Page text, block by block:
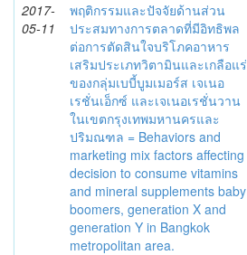
2017-
05-11
พฤติกรรมและปัจจัยด้านส่วน
ประสมทางการตลาดที่มีอิทธิพล
ต่อการตัดสินใจบริโภคอาหาร
เสริมประเภทวิตามินและเกลือแร่
ของกลุ่มเบบี้บูมเมอร์ส เจเนอ
เรชั่นเอ็กซ์ และเจเนอเรชั่นวาน
ในเขตกรุงเทพมหานครและ
ปริมณฑล = Behaviors and
marketing mix factors affecting
decision to consume vitamins
and mineral supplements baby
boomers, generation X and
generation Y in Bangkok
metropolitan area.